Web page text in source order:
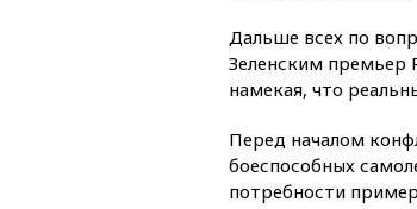
Дальше всех по
Зеленским премьер
намекая, что
Перед началом
боеспособных
потребности